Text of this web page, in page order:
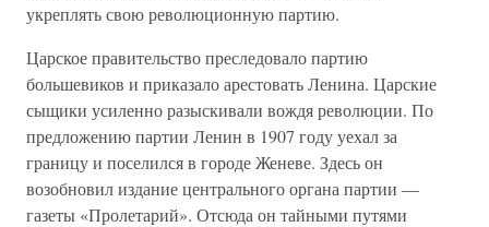
укреплять свою революционную партию.
Царское правительство преследовало партию
большевиков и приказало арестовать Ленина. Царские
сыщики усиленно разыскивали вождя революции. По
предложению партии Ленин в 1907 году уехал за
границу и поселился в городе Женеве. Здесь он
возобновил издание центрального органа партии —
газеты «Пролетарий». Отсюда он тайными путями